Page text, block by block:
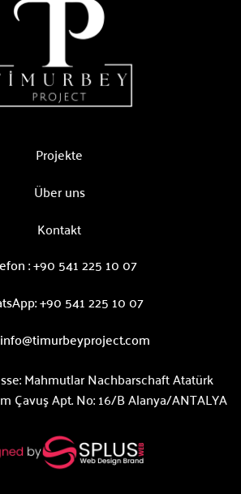
Projekte
Über uns
Kontakt
:+90 541 225 10 07
+90 541 225 10 07
info@timurbeyproject.com
Mahmutlar Nachbarschaft Atatürk
Çavuş Apt. No: 16/B Alanya/ANTALYA